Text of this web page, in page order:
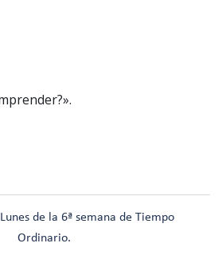
de la 6ª semana de Tiempo
Ordinario.